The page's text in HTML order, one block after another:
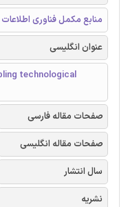
منابع مکمل فناوری
عنوان انگلیسی
technological
صفحات مقاله فارسی
صفحات مقاله انگلیسی
سال انتشار
نشریه